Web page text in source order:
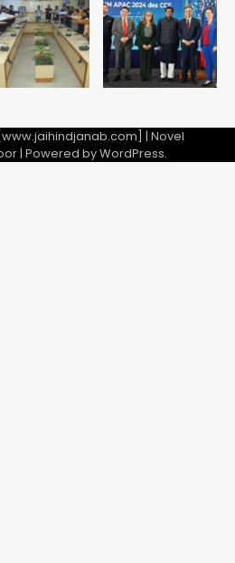
JHJ
| Novel
| Powered byWordPress.